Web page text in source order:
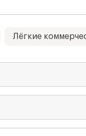
Лёгкие